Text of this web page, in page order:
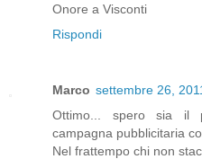
Onore a Visconti
Rispondi
Marco settembre 26,
Ottimo... spero sia il
campagna pubblicitaria
Nel frattempo chi non